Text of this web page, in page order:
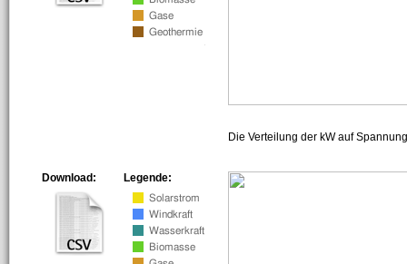
Die Verteilung der kW auf
Legende:
Download: